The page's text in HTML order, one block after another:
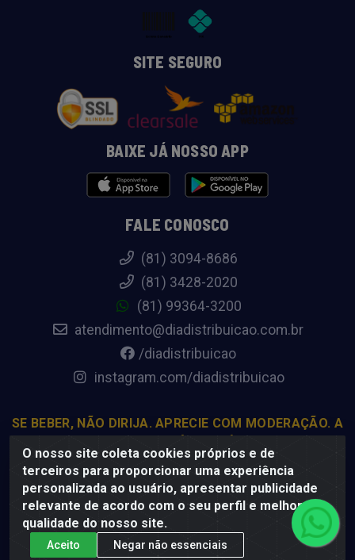
O nosso site coleta cookies próprios e de
terceiros para proporcionar uma experiência
personalizada ao usuário, apresentar publicidade
relevante de acordo com o seu perfil e melhorar a
qualidade do nosso site.
Aceito Negar não essenciais
SITE SEGURO
BAIXE JÁ NOSSO APP
FALE CONOSCO
(81) 3094-8686
(81) 3428-2020
(81) 99364-3200
atendimento@diadistribuicao.com.br
/diadistribuicao
instagram.com/diadistribuicao
SE BEBER, NÃO DIRIJA. APRECIE COM MODERAÇÃO. A
MENORES DE 18 ANOS.
Dia Distribuição - Rodovia BR-232, 22.5 - Pedreiras, Moreno -
PE, 54800-000 - CNPJ 69.944.973/0001-85